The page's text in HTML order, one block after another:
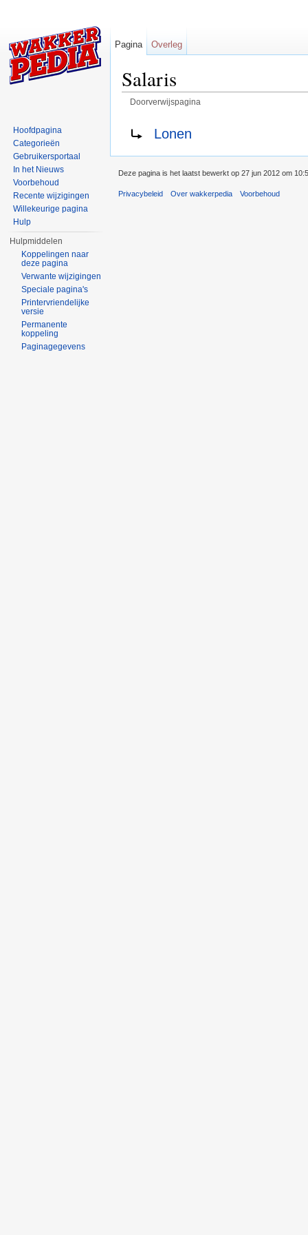
Salaris
Doorverwijspagina
Lonen
Pagina Overleg
Hoofdpagina
Categorieën
Gebruikersportaal
In het Nieuws
Voorbehoud
Recente wijzigingen
Willekeurige pagina
Hulp
Hulpmiddelen
Koppelingen naar
deze pagina
Verwante wijzigingen
Speciale pagina's
Printervriendelijke
versie
Permanente
koppeling
Paginagegevens
Deze pagina is het laatst bewerkt op 27 jun 2012 om
Privacybeleid Over wakkerpedia Voorbehoud